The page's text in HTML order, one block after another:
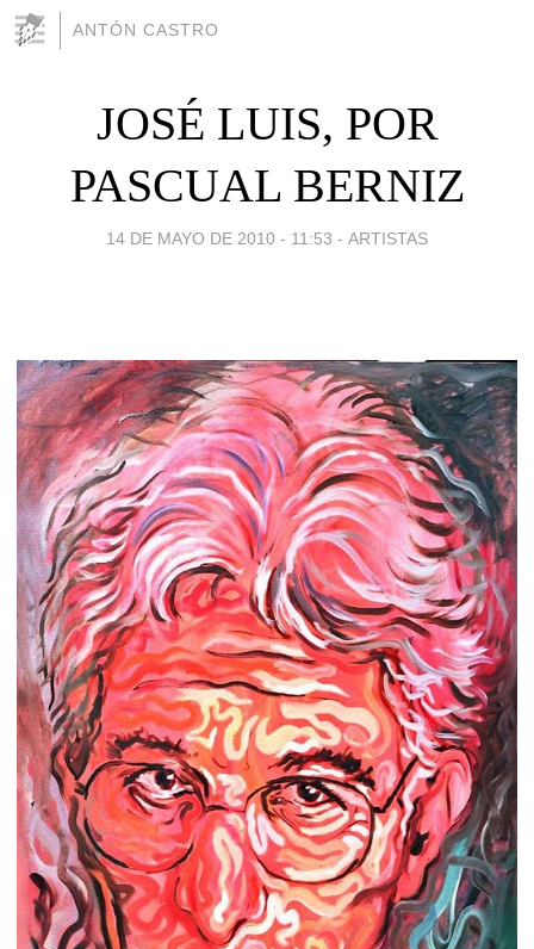
ANTÓN CASTRO
JOSÉ LUIS, POR
PASCUAL BERNIZ
14 DE MAYO DE 2010 - 11:53 - ARTISTAS